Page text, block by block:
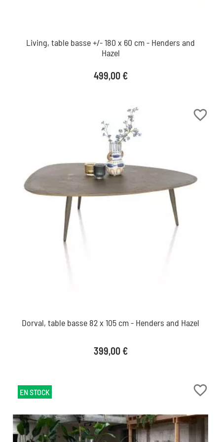
Living, table basse +/- 180 x 60 cm - Henders and
Hazel
Prix
499,00 €
favorite_border
Dorval, table basse 82 x 105 cm - Henders and Hazel
Prix
399,00 €
favorite_border
EN STOCK